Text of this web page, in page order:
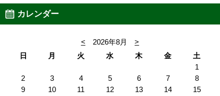
カレンダー
< 2026年8月
>
日
月 火 水 木 金
土
1
2
3 4 5 6 7
8
9
10 11 12 13 14
15